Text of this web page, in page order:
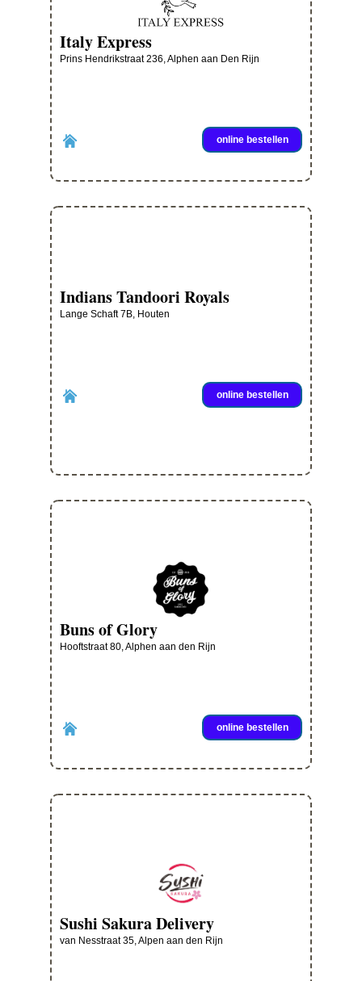
Italy Express
Prins Hendrikstraat 236, Alphen aan Den Rijn
online bestellen
Indians Tandoori Royals
Lange Schaft 7B, Houten
online bestellen
Buns of Glory
Hooftstraat 80, Alphen aan den Rijn
online bestellen
Sushi Sakura Delivery
van Nesstraat 35, Alpen aan den Rijn